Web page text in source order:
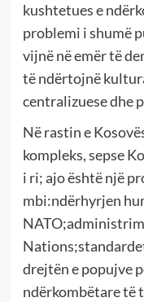
kushtetues e
problemi i shumë
vijnë në emër të
të ndërtojnë
centralizuese dhe
Në rastin e
kompleks, sepse
i ri; ajo është një
mbi:ndërhyrjen
drejtën e popujve
ndërkombëtare të